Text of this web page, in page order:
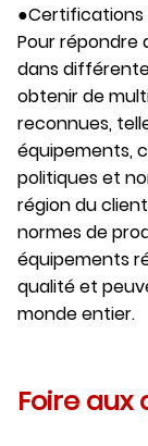
Pour répondre
dans
obtenir de
reconnues,
équipements,
politiques et
région du
normes de
équipements
qualité et
monde entier.
Foire aux